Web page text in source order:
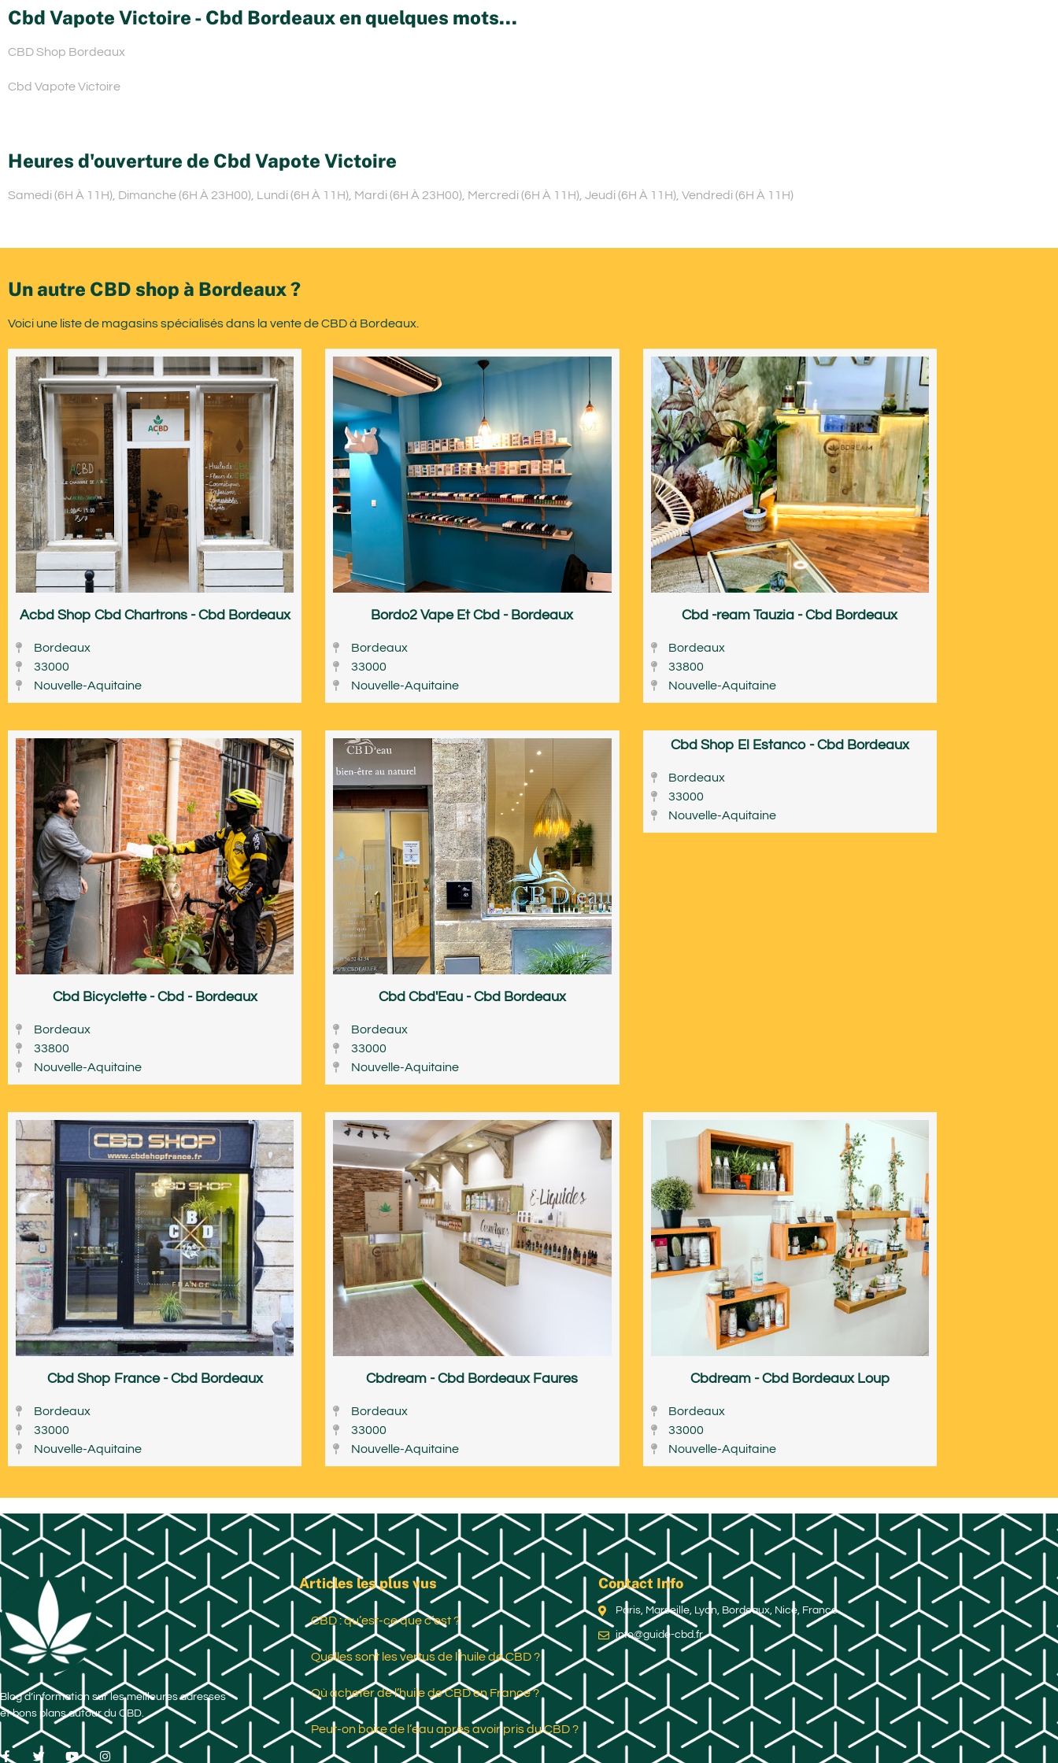
Cbd Vapote Victoire - Cbd Bordeaux en quelques mots...
CBD Shop Bordeaux
Cbd Vapote Victoire
Heures d'ouverture de Cbd Vapote Victoire
Samedi (6H À 11H), Dimanche (6H À 23H00), Lundi (6H À 11H), Mardi (6H À 23H00), Mercredi (6H À 11H), Jeudi (6H À 11H), Vendredi (6H À 11H)
Un autre CBD shop à Bordeaux ?
Voici une liste de magasins spécialisés dans la vente de CBD à Bordeaux.
Acbd Shop Cbd Chartrons - Cbd Bordeaux
Bordeaux
33000
Nouvelle-Aquitaine
Bordo2 Vape Et Cbd - Bordeaux
Bordeaux
33000
Nouvelle-Aquitaine
Cbd -ream Tauzia - Cbd Bordeaux
Bordeaux
33800
Nouvelle-Aquitaine
Cbd Bicyclette - Cbd - Bordeaux
Bordeaux
33800
Nouvelle-Aquitaine
Cbd Cbd'Eau - Cbd Bordeaux
Bordeaux
33000
Nouvelle-Aquitaine
Cbd Shop El Estanco - Cbd Bordeaux
Bordeaux
33000
Nouvelle-Aquitaine
Cbd Shop France - Cbd Bordeaux
Bordeaux
33000
Nouvelle-Aquitaine
Cbdream - Cbd Bordeaux Faures
Bordeaux
33000
Nouvelle-Aquitaine
Cbdream - Cbd Bordeaux Loup
Bordeaux
33000
Nouvelle-Aquitaine
Blog d’information sur les meilleures adresses
et bons plans autour du CBD.
Articles les plus vus
CBD : qu’est-ce que c’est ?
Quelles sont les vertus de l’huile de CBD ?
Où acheter de l’huile de CBD en France ?
Peut-on boire de l’eau après avoir pris du CBD ?
Contact Info
Paris, Marseille, Lyon, Bordeaux, Nice, France
info@guide-cbd.fr